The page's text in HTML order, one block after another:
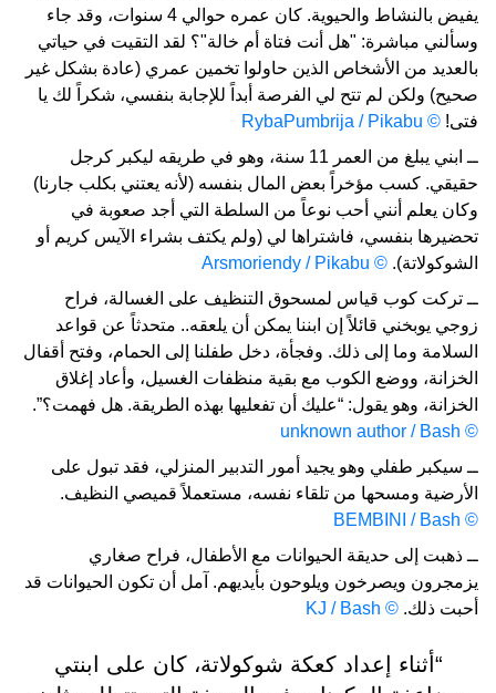
يفيض بالنشاط والحيوية. كان عمره حوالي 4 سنوات، وقد جاء
وسألني مباشرة: "هل أنت فتاة أم خالة"؟ لقد التقيت في حياتي
بالعديد من الأشخاص الذين حاولوا تخمين عمري (عادة بشكل غير
صحيح) ولكن لم تتح لي الفرصة أبداً للإجابة بنفسي، شكراً لك يا
فتى! © RybaPumbrija / Pikabu
ــ ابني يبلغ من العمر 11 سنة، وهو في طريقه ليكبر كرجل
حقيقي. كسب مؤخراً بعض المال بنفسه (لأنه يعتني بكلب جارنا)
وكان يعلم أنني أحب نوعاً من السلطة التي أجد صعوبة في
تحضيرها بنفسي، فاشتراها لي (ولم يكتف بشراء الآيس كريم أو
الشوكولاتة). © Arsmoriendy / Pikabu
ــ تركت كوب قياس لمسحوق التنظيف على الغسالة، فراح
زوجي يوبخني قائلاً إن ابننا يمكن أن يلعقه.. متحدثاً عن قواعد
السلامة وما إلى ذلك. وفجأة، دخل طفلنا إلى الحمام، وفتح أقفال
الخزانة، ووضع الكوب مع بقية منظفات الغسيل، وأعاد إغلاق
الخزانة، وهو يقول: “عليك أن تفعليها بهذه الطريقة. هل فهمت؟”.
© unknown author / Bash
ــ سيكبر طفلي وهو يجيد أمور التدبير المنزلي، فقد تبول على
الأرضية ومسحها من تلقاء نفسه، مستعملاً قميصي النظيف.
© BEMBINI / Bash
ــ ذهبت إلى حديقة الحيوانات مع الأطفال، فراح صغاري
يزمجرون ويصرخون ويلوحون بأيديهم. آمل أن تكون الحيوانات قد
أحبت ذلك. © KJ / Bash
“أثناء إعداد كعكة شوكولاتة، كان على ابنتي